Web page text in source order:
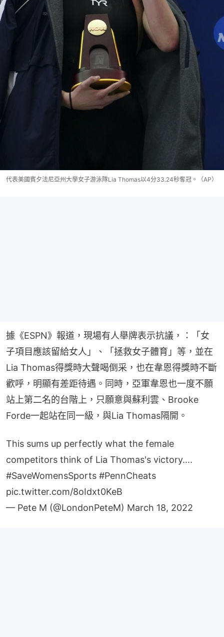
代表美國賓夕法尼亞州大學女子游泳隊Lia Thomas以4分33.24秒奪冠。（AP）
據《ESPN》報道，現場有人舉牌表示抗議，：「女
子項目應該留給女人」、「拯救女子體育」等，並在
Lia Thomas得獎時大聲喝倒采，也在韋恩得獎時不斷
歡呼，明顯有差距待遇。同時，亞軍韋恩也一度不願
站上第二名的台階上，只願意與蘇利雲、Brooke
Forde一起站在同一級，與Lia Thomas隔開。
This sums up perfectly what the female
competitors think of Lia Thomas's victory....
#SaveWomensSports #PennCheats
pic.twitter.com/8oIdxt0KeB
— Pete M (@LondonPeteM) March 18, 2022